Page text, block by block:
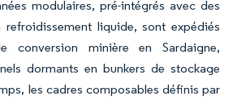
modulaires, pré-intégrés avec des
refroidissement liquide, sont expédiés
conversion minière en Sardaigne,
dormants en bunkers de stockage
les cadres composables définis par